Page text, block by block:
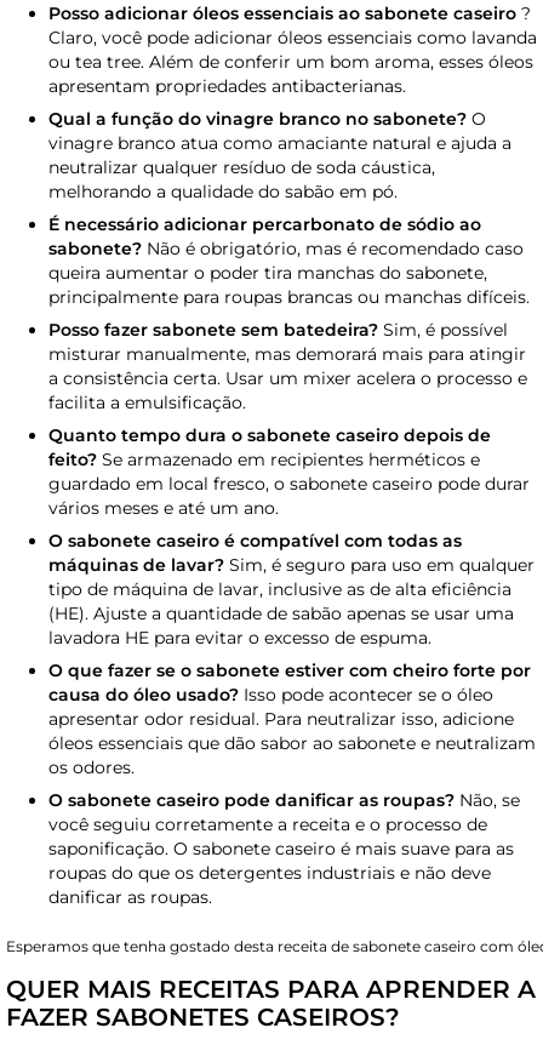
Posso adicionar óleos essenciais ao sabonete caseiro ?
Claro, você pode adicionar óleos essenciais como lavanda
ou tea tree. Além de conferir um bom aroma, esses óleos
apresentam propriedades antibacterianas.
Qual a função do vinagre branco no sabonete? O
vinagre branco atua como amaciante natural e ajuda a
neutralizar qualquer resíduo de soda cáustica,
melhorando a qualidade do sabão em pó.
É necessário adicionar percarbonato de sódio ao
sabonete? Não é obrigatório, mas é recomendado caso
queira aumentar o poder tira manchas do sabonete,
principalmente para roupas brancas ou manchas difíceis.
Posso fazer sabonete sem batedeira? Sim, é possível
misturar manualmente, mas demorará mais para atingir
a consistência certa. Usar um mixer acelera o processo e
facilita a emulsificação.
Quanto tempo dura o sabonete caseiro depois de
feito? Se armazenado em recipientes herméticos e
guardado em local fresco, o sabonete caseiro pode durar
vários meses e até um ano.
O sabonete caseiro é compatível com todas as
máquinas de lavar? Sim, é seguro para uso em qualquer
tipo de máquina de lavar, inclusive as de alta eficiência
(HE). Ajuste a quantidade de sabão apenas se usar uma
lavadora HE para evitar o excesso de espuma.
O que fazer se o sabonete estiver com cheiro forte por
causa do óleo usado? Isso pode acontecer se o óleo
apresentar odor residual. Para neutralizar isso, adicione
óleos essenciais que dão sabor ao sabonete e neutralizam
os odores.
O sabonete caseiro pode danificar as roupas? Não, se
você seguiu corretamente a receita e o processo de
saponificação. O sabonete caseiro é mais suave para as
roupas do que os detergentes industriais e não deve
danificar as roupas.
Esperamos que tenha gostado desta receita de sabonete caseiro com
QUER MAIS RECEITAS PARA APRENDER A
FAZER SABONETES CASEIROS?